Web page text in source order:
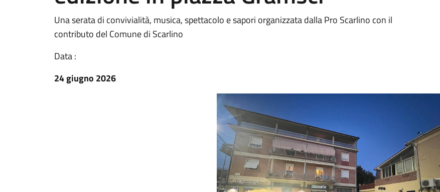
Una serata di convivialità, musica, spettacolo e sapori organizzata dalla Pro Scarlino con il
contributo del Comune di Scarlino
Data :
24 giugno 2026